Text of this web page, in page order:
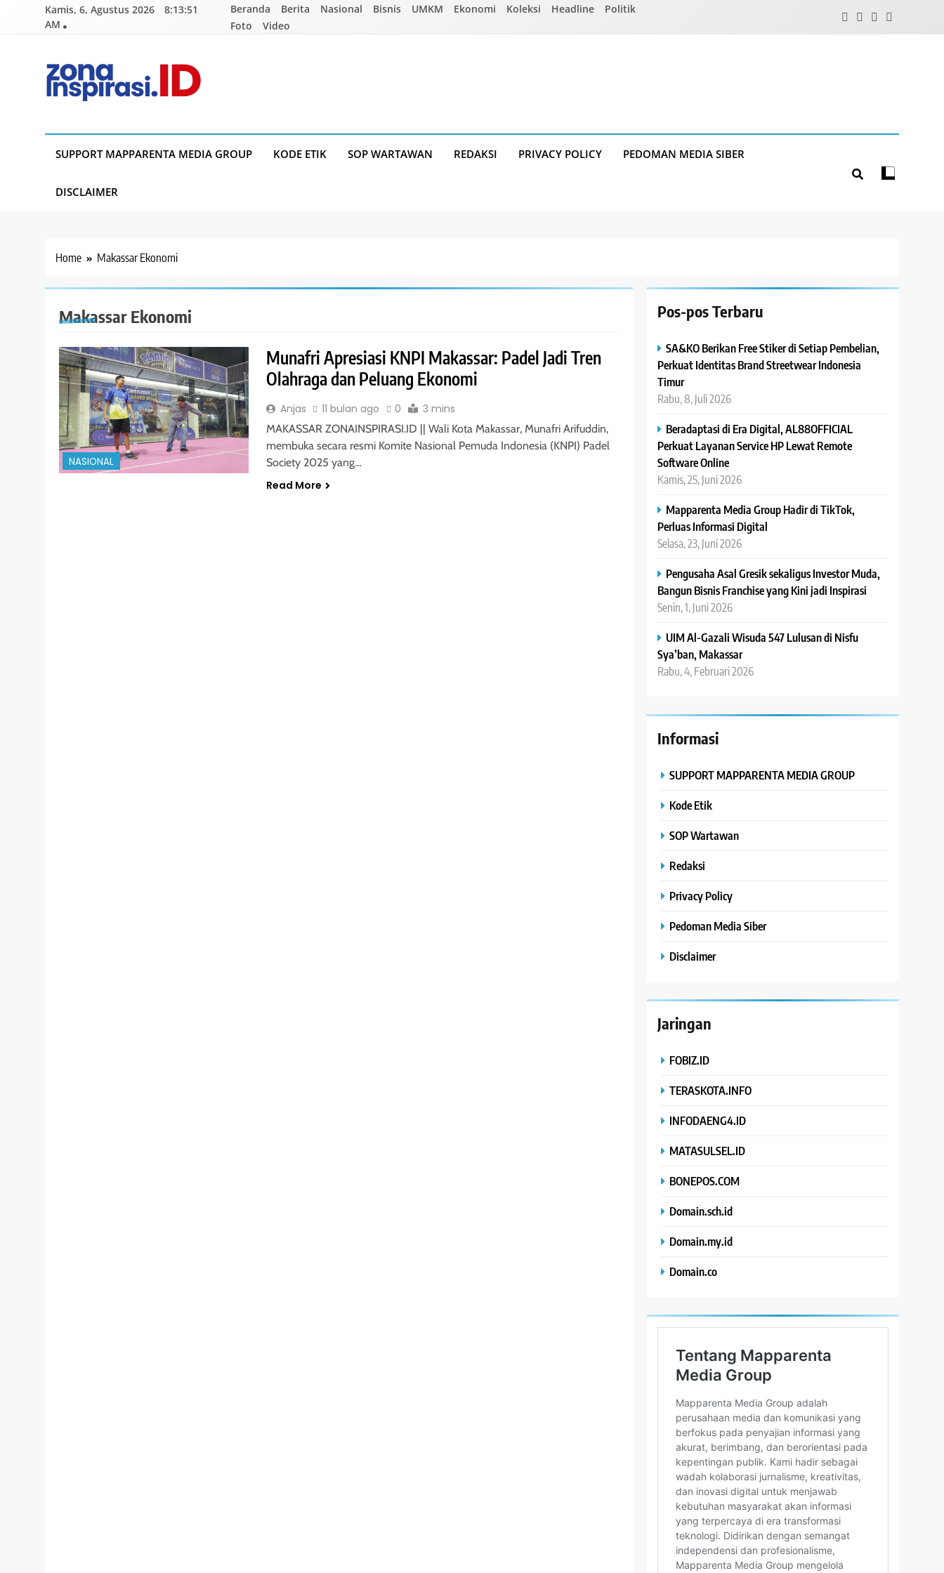
Kamis, 6, Agustus 2026
8:13:52
AM
Beranda Berita Nasional Bisnis UMKM Ekonomi Koleksi Headline
Politik
Foto
Video
SUPPORT MAPPARENTA MEDIA GROUP KODE ETIK SOP WARTAWAN REDAKSI PRIVACY POLICY PEDOMAN MEDIA SIBER
DISCLAIMER
Home Makassar Ekonomi
Makassar Ekonomi
NASIONAL
Munafri Apresiasi KNPI Makassar: Padel Jadi Tren
Olahraga dan Peluang Ekonomi
Anjas 11 bulan ago 0 3 mins
MAKASSAR ZONAINSPIRASI.ID || Wali Kota Makassar, Munafri Arifuddin,
membuka secara resmi Komite Nasional Pemuda Indonesia (KNPI) Padel
Society 2025 yang…
Read More
Pos-pos Terbaru
SA&KO Berikan Free Stiker di Setiap Pembelian,
Perkuat Identitas Brand Streetwear Indonesia
Timur
Rabu, 8, Juli 2026
Beradaptasi di Era Digital, AL88OFFICIAL
Perkuat Layanan Service HP Lewat Remote
Software Online
Kamis, 25, Juni 2026
Mapparenta Media Group Hadir di TikTok,
Perluas Informasi Digital
Selasa, 23, Juni 2026
Pengusaha Asal Gresik sekaligus Investor Muda,
Bangun Bisnis Franchise yang Kini jadi Inspirasi
Senin, 1, Juni 2026
UIM Al-Gazali Wisuda 547 Lulusan di Nisfu
Sya’ban, Makassar
Rabu, 4, Februari 2026
Informasi
SUPPORT MAPPARENTA MEDIA GROUP
Kode Etik
SOP Wartawan
Redaksi
Privacy Policy
Pedoman Media Siber
Disclaimer
Jaringan
FOBIZ.ID
TERASKOTA.INFO
INFODAENG4.ID
MATASULSEL.ID
BONEPOS.COM
Domain.sch.id
Domain.my.id
Domain.co